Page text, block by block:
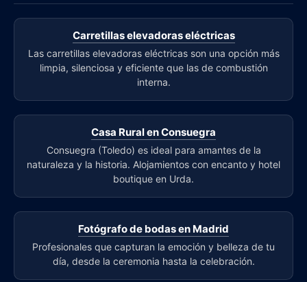
Carretillas elevadoras eléctricas
Las carretillas elevadoras eléctricas son una opción más
limpia, silenciosa y eficiente que las de combustión
interna.
Casa Rural en Consuegra
Consuegra (Toledo) es ideal para amantes de la
naturaleza y la historia. Alojamientos con encanto y hotel
boutique en Urda.
Fotógrafo de bodas en Madrid
Profesionales que capturan la emoción y belleza de tu
día, desde la ceremonia hasta la celebración.